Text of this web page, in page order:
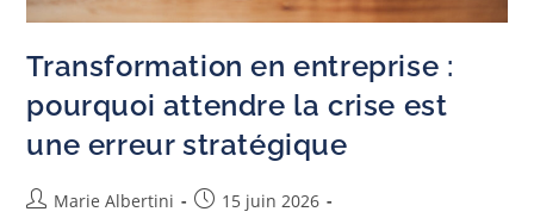
Transformation en entreprise :
pourquoi attendre la crise est
une erreur stratégique
Marie Albertini
15 juin 2026